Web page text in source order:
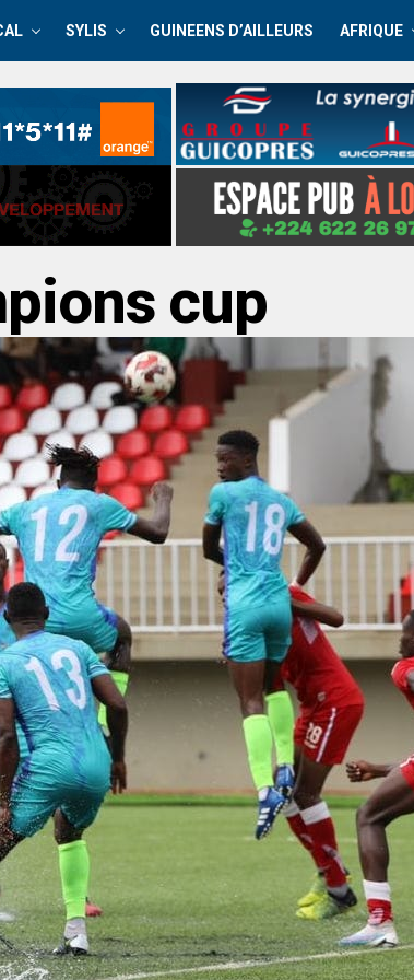
SYLIS GUINEENS D’AILLEURS AFRIQUE
cup